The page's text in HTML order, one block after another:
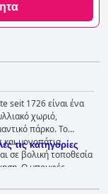
seit 1726 είναι ένα
χωριό,
πάρκο. Το
μονοπάτια
σε βολική τοποθεσία
Ο μπουφές
και άλλα τοπικά
τις κατηγορίες